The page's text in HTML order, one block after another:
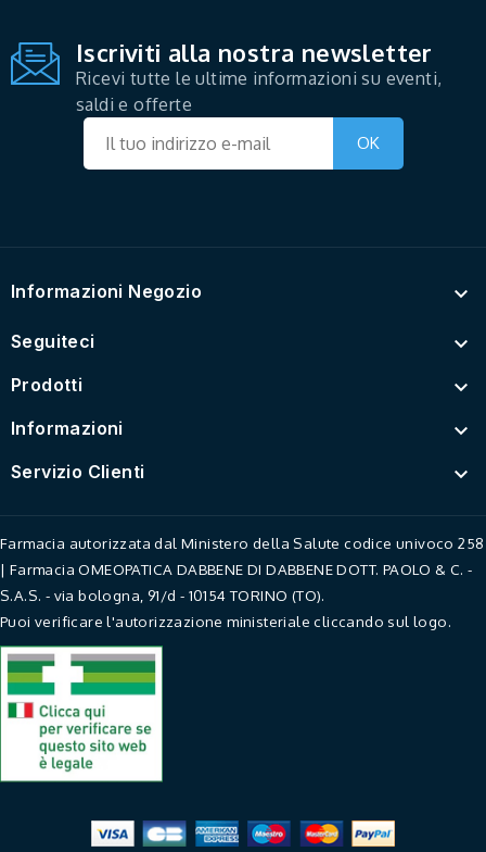
Iscriviti alla nostra newsletter
Ricevi tutte le ultime informazioni su eventi,
saldi e offerte
Informazioni Negozio 
Seguiteci 
Prodotti 
Informazioni 
Servizio Clienti 
Farmacia autorizzata dal Ministero della Salute codice univoco 258
| Farmacia OMEOPATICA DABBENE DI DABBENE DOTT. PAOLO & C. -
S.A.S. - via bologna, 91/d - 10154 TORINO (TO).
Puoi verificare l'autorizzazione ministeriale cliccando sul logo.